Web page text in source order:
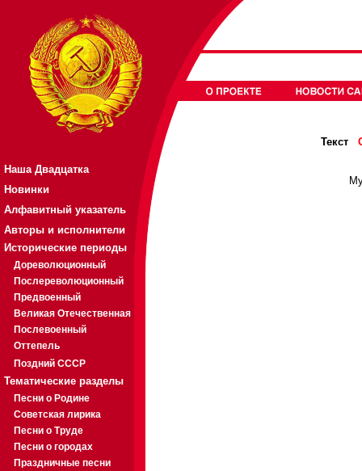
Наша Двадцатка
Новинки
Алфавитный указатель
Авторы и исполнители
Исторические периоды
Дореволюционный
Послереволюционный
Предвоенный
Великая Отечественная
Послевоенный
Оттепель
Поздний СССР
Тематические разделы
Песни о Родине
Советская лирика
Песни о Труде
Песни о городах
Праздничные песни
Текст